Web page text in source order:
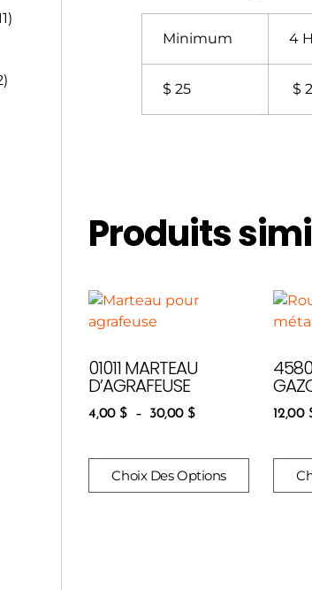
Minimum 4 H
$ 25 $
Produits
01011 MARTEAU
D’AGRAFEUSE
4,00 $ – 30,00 $
Choix Des Options
12,00